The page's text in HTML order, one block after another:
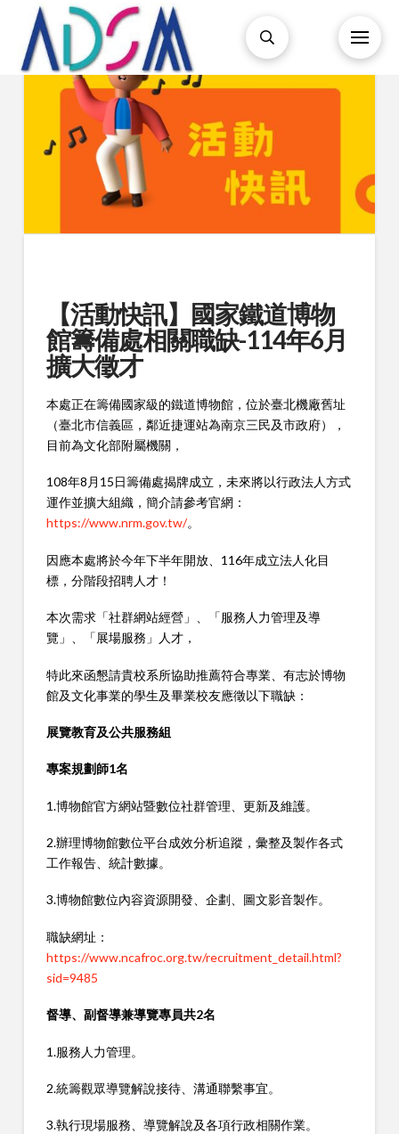
【活動快訊】國家鐵道博物
館籌備處相關職缺-114年6月
擴大徵才
本處正在籌備國家級的鐵道博物館，位於臺北機廠舊址
（臺北市信義區，鄰近捷運站為南京三民及市政府），
目前為文化部附屬機關，
108年8月15日籌備處揭牌成立，未來將以行政法人方式
運作並擴大組織，簡介請參考官網：
https://www.nrm.gov.tw/。
因應本處將於今年下半年開放、116年成立法人化目
標，分階段招聘人才！
本次需求「社群網站經營」、「服務人力管理及導
覽」、「展場服務」人才，
特此來函懇請貴校系所協助推薦符合專業、有志於博物
館及文化事業的學生及畢業校友應徵以下職缺：
展覽教育及公共服務組
專案規劃師1名
1.博物館官方網站暨數位社群管理、更新及維護。
2.辦理博物館數位平台成效分析追蹤，彙整及製作各式
工作報告、統計數據。
3.博物館數位內容資源開發、企劃、圖文影音製作。
職缺網址：
https://www.ncafroc.org.tw/recruitment_detail.html?
sid=9485
督導、副督導兼導覽專員共2名
1.服務人力管理。
2.統籌觀眾導覽解說接待、溝通聯繫事宜。
3.執行現場服務、導覽解說及各項行政相關作業。